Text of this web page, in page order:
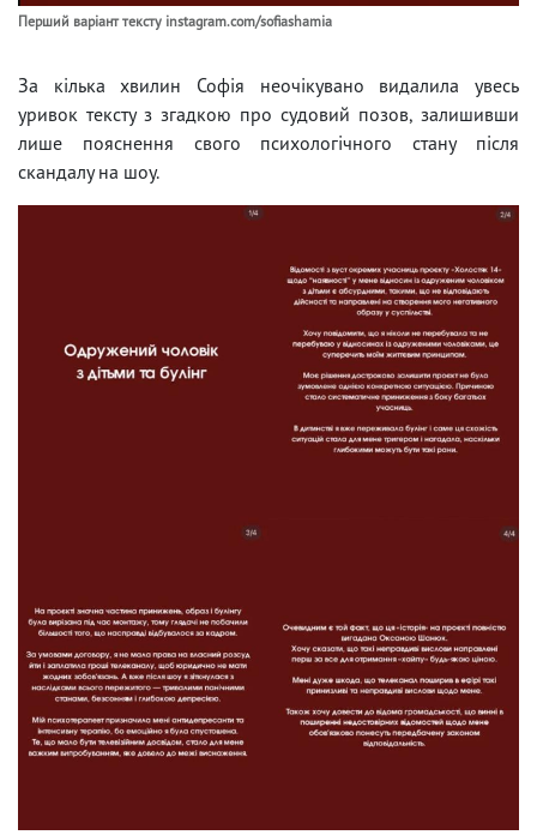
Перший варіант тексту instagram.com/sofiashamia
За кілька хвилин Софія неочікувано видалила увесь
уривок тексту з згадкою про судовий позов, залишивши
лише пояснення свого психологічного стану після
скандалу на шоу.